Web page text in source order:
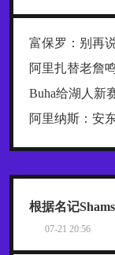
阿里纳斯：安
07-21 20:56